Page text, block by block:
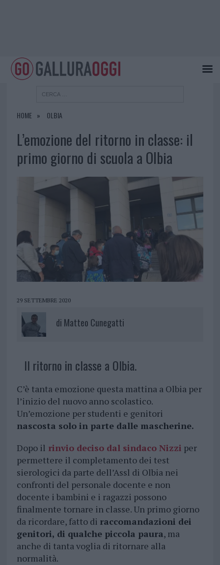
HOME OLBIA
L’emozione del ritorno in classe: il
primo giorno di scuola a Olbia
29 SETTEMBRE 2020
di Matteo Cunegatti
Il ritorno in classe a Olbia.
C’è tanta emozione questa mattina a Olbia per
l’inizio del nuovo anno scolastico.
Un’emozione per studenti e genitori
nascosta solo in parte dalle mascherine.
Dopo il rinvio deciso dal sindaco Nizzi per
permettere il completamento dei test
sierologici da parte dell’Assl di Olbia nei
confronti del personale docente e non
docente i bambini e i ragazzi possono
finalmente tornare in classe. Un primo giorno
da ricordare, fatto di raccomandazioni dei
genitori, di qualche piccola paura, ma
anche di tanta voglia di ritornare alla
normalità.